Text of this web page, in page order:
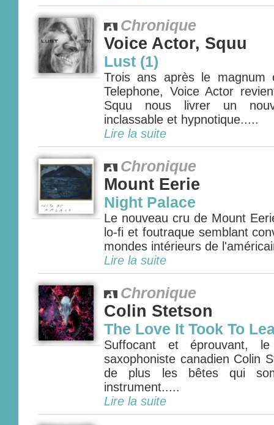
Chronique
Voice Actor, Squu
Lust (1)
Trois ans après le magnum
Telephone, Voice Actor
Squu nous livrer un
inclassable et hypnotique.....
Lire la suite
Chronique
Mount Eerie
Night Palace
Le nouveau cru de Mount
lo-fi et foutraque semblant
mondes intérieurs de
Lire la suite
Chronique
Colin Stetson
The Love It Took To
Suffocant et éprouvant,
saxophoniste canadien Colin
de plus les bêtes qui
instrument.....
Lire la suite